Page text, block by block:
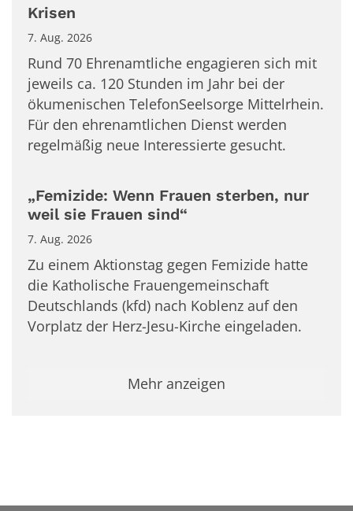
Krisen
7. Aug. 2026
Rund 70 Ehrenamtliche engagieren sich mit
jeweils ca. 120 Stunden im Jahr bei der
ökumenischen TelefonSeelsorge Mittelrhein.
Für den ehrenamtlichen Dienst werden
regelmäßig neue Interessierte gesucht.
„Femizide: Wenn Frauen sterben, nur
weil sie Frauen sind“
7. Aug. 2026
Zu einem Aktionstag gegen Femizide hatte
die Katholische Frauengemeinschaft
Deutschlands (kfd) nach Koblenz auf den
Vorplatz der Herz-Jesu-Kirche eingeladen.
Mehr anzeigen